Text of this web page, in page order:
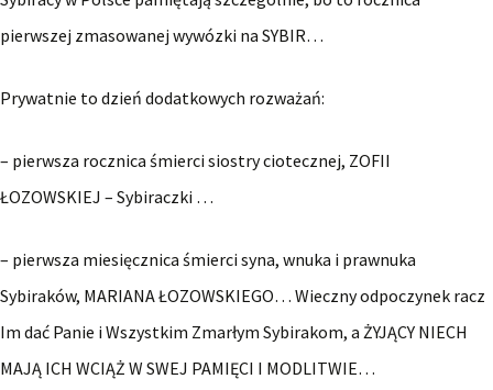
pierwszej zmasowanej wywózki na SYBIR…
Prywatnie to dzień dodatkowych rozważań:
– pierwsza rocznica śmierci siostry ciotecznej, ZOFII
ŁOZOWSKIEJ – Sybiraczki …
– pierwsza miesięcznica śmierci syna, wnuka i prawnuka
Sybiraków, MARIANA ŁOZOWSKIEGO… Wieczny odpoczynek racz
Im dać Panie i Wszystkim Zmarłym Sybirakom, a ŻYJĄCY NIECH
MAJĄ ICH WCIĄŻ W SWEJ PAMIĘCI I MODLITWIE…